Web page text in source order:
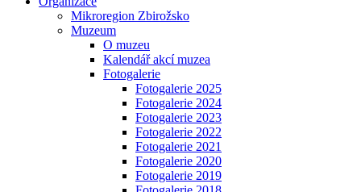
Mikroregion Zbirožsko
Muzeum
O muzeu
Kalendář akcí muzea
Fotogalerie
Fotogalerie 2025
Fotogalerie 2024
Fotogalerie 2023
Fotogalerie 2022
Fotogalerie 2021
Fotogalerie 2020
Fotogalerie 2019